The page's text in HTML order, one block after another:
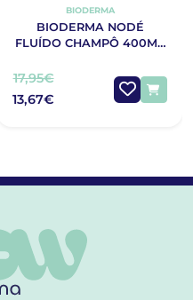
BIODERMA
BIODERMA NODÉ
FLUÍDO CHAMPÔ 400ML
17,95€
13,67€